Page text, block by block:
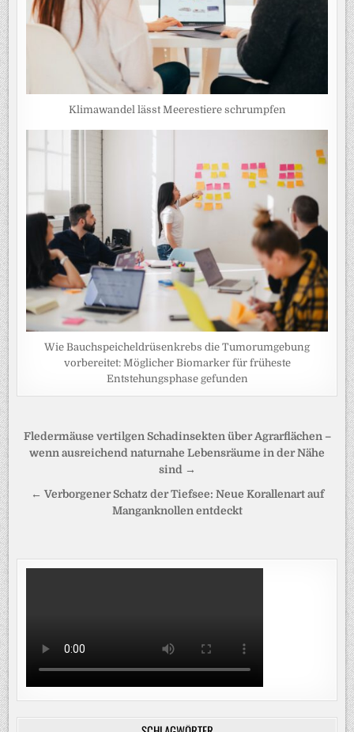
Klimawandel lässt Meerestiere schrumpfen
Wie Bauchspeicheldrüsenkrebs die Tumorumgebung
vorbereitet: Möglicher Biomarker für früheste
Entstehungsphase gefunden
Beitragsnavigation
Fledermäuse vertilgen Schadinsekten über Agrarflächen –
wenn ausreichend naturnahe Lebensräume in der Nähe
sind →
← Verborgener Schatz der Tiefsee: Neue Korallenart auf
Manganknollen entdeckt